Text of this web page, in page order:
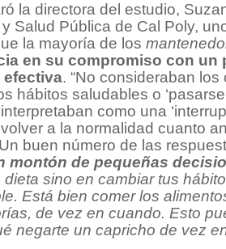
la directora del estudio,
Salud Pública de Cal Poly,
la mayoría de los
en su compromiso con
efectiva. “No consideraban
hábitos saludables o
como una
a la normalidad cuanto
buen número de las
montón de pequeñas
sino en cambiar tus
Está bien comer los
de vez en cuando. Esto
negarte un capricho de vez